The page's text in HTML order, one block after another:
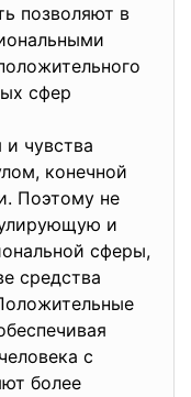
позволяют в
сфер
чувства
конечной
Поэтому не
и
сферы,
средства
с
более